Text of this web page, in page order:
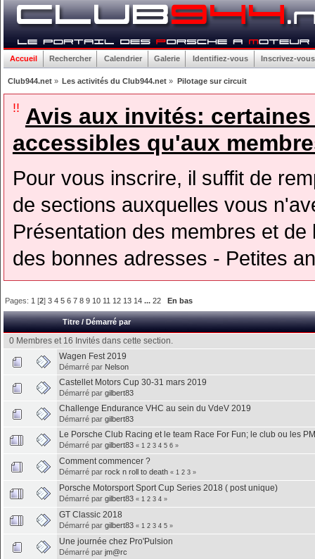
Accueil Rechercher Calendrier Galerie Identifiez-vous Inscrivez-vous
Club944.net» Les activités du Club944.net » Pilotage sur circuit
!! Avis aux invités:
accessibles qu'aux
Pour vous inscrire, il suffit de
de sections auxquelles vous
Présentation des membres et
des bonnes adresses - Petites
Pages: 1 [2]3 4 5 6 7 8 9 10 11 12 13 14 ...22 En bas
Titre/Démarré par
0 Membres et 16 Invités dans cette section.
Wagen Fest 2019
Démarré par Nelson
Castellet Motors Cup 30-31 mars 2019
Démarré par gilbert83
Challenge Endurance VHC au sein du VdeV 2019
Démarré par gilbert83
Le Porsche Club Racing et le team Race For Fun; le club ou les
Démarré par gilbert83 « 1 2 3 4 5 6»
Comment commencer ?
Démarré par rock n roll to death « 1 2 3»
Porsche Motorsport Sport Cup Series 2018 ( post unique)
Démarré par gilbert83 « 1 2 3 4»
GT Classic 2018
Démarré par gilbert83 « 1 2 3 4 5»
Une journée chez Pro'Pulsion
Démarré par jm@rc